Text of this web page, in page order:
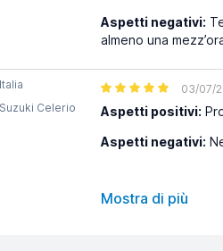
Aspetti negativi:
almeno una
Italia
Suzuki Celerio
03/07/
Aspetti positivi:
Aspetti negativi:
Mostra di più